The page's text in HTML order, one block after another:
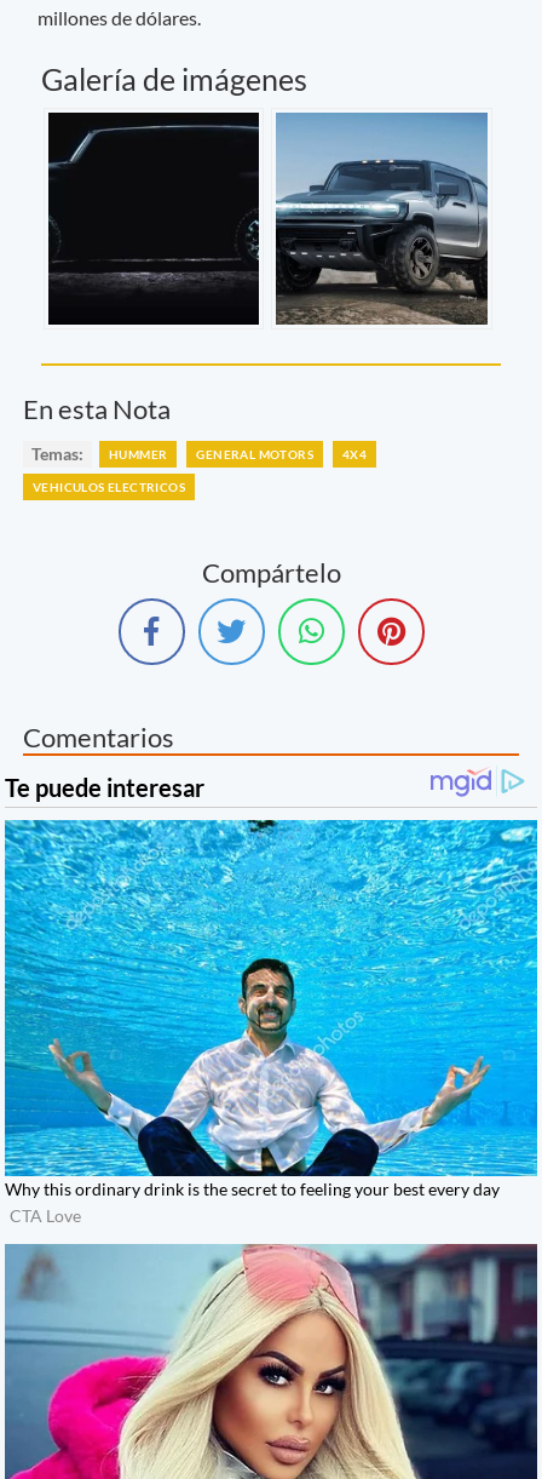
millones de dólares.
Galería de imágenes
En esta Nota
Temas: HUMMER GENERAL MOTORS 4X4
VEHICULOS ELECTRICOS
Compártelo
Comentarios